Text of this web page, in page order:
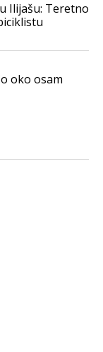
Ilijašu: Teretno
oko osam